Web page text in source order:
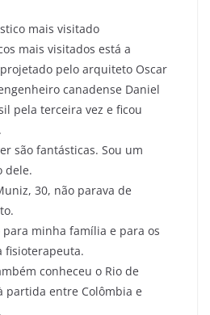
mais visitado
mais visitados está a
pelo arquiteto Oscar
canadense Daniel
pela terceira vez e ficou
são fantásticas. Sou um
dele.
30, não parava de
minha família e para os
fisioterapeuta.
conheceu o Rio de
partida entre Colômbia e